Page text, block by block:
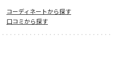
コーディネートから探す
口コミから探す